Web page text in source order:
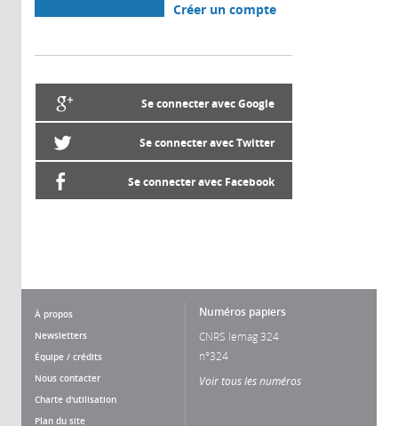
Créer un compte
Se connecter avec Google
Se connecter avec Twitter
Se connecter avec Facebook
À propos
Newsletters
Équipe / crédits
Nous contacter
Charte d'utilisation
Plan du site
Numéros papiers
CNRS lemag 324
n°324
Voir tous les numéros